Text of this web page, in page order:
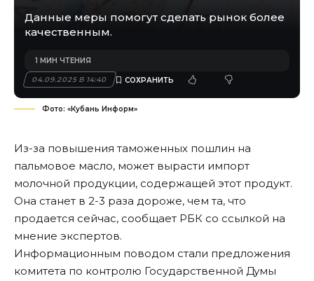
Данные меры помогут сделать рынок более
качественным.
04.09.2025 В 14:40
1 МИН ЧТЕНИЯ
Фото: «Кубань Информ»
Из-за повышения таможенных пошлин на
пальмовое масло, может вырасти импорт
молочной продукции, содержащей этот продукт.
Она станет в 2-3 раза дороже, чем та, что
продается сейчас, сообщает РБК со ссылкой на
мнение экспертов.
Информационным поводом стали предложения
комитета по контролю Государственной Думы